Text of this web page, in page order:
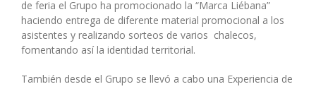
de feria el Grupo ha promocionado la “Marca Liébana”
haciendo entrega de diferente material promocional a los
asistentes y realizando sorteos de varios chalecos,
fomentando así la identidad territorial.
También desde el Grupo se llevó a cabo una Experiencia de